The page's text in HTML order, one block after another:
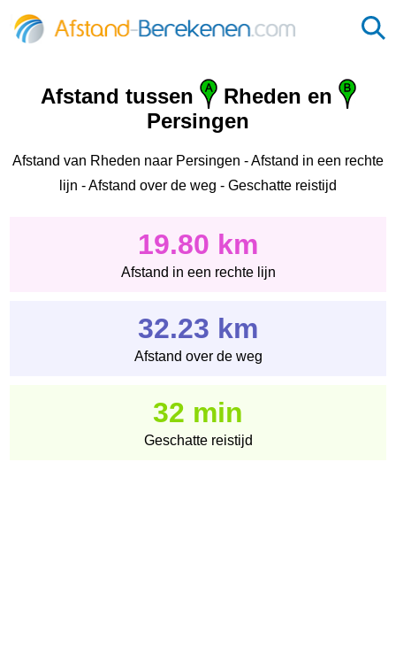
Afstand tussen
Rheden en
Persingen
Afstand van Rheden naar Persingen - Afstand in een rechte
lijn - Afstand over de weg - Geschatte reistijd
19.80 km
Afstand in een rechte lijn
32.23 km
Afstand over de weg
32 min
Geschatte reistijd